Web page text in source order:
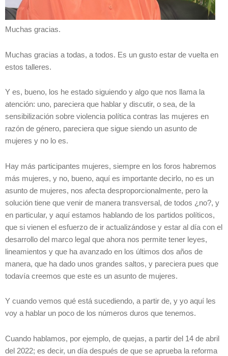
Muchas gracias.
Muchas gracias a todas, a todos. Es un gusto estar de vuelta en
estos talleres.
Y es, bueno, los he estado siguiendo y algo que nos llama la
atención: uno, pareciera que hablar y discutir, o sea, de la
sensibilización sobre violencia política contras las mujeres en
razón de género, pareciera que sigue siendo un asunto de
mujeres y no lo es.
Hay más participantes mujeres, siempre en los foros habremos
más mujeres, y no, bueno, aquí es importante decirlo, no es un
asunto de mujeres, nos afecta desproporcionalmente, pero la
solución tiene que venir de manera transversal, de todos ¿no?, y
en particular, y aquí estamos hablando de los partidos políticos,
que si vienen el esfuerzo de ir actualizándose y estar al día con el
desarrollo del marco legal que ahora nos permite tener leyes,
lineamientos y que ha avanzado en los últimos dos años de
manera, que ha dado unos grandes saltos, y pareciera pues que
todavía creemos que este es un asunto de mujeres.
Y cuando vemos qué está sucediendo, a partir de, y yo aquí les
voy a hablar un poco de los números duros que tenemos.
Cuando hablamos, por ejemplo, de quejas, a partir del 14 de abril
del 2022; es decir, un día después de que se aprueba la reforma